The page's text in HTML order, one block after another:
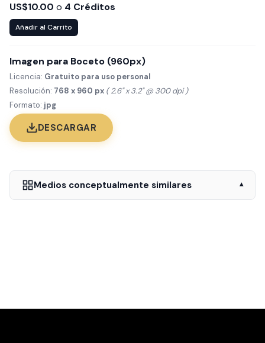
US$10.00 o 4 Créditos
Añadir al Carrito
Imagen para Boceto (960px)
Licencia: Gratuito para uso personal
Resolución: 768 x 960 px ( 2.6" x 3.2" @ 300 dpi )
Formato: jpg
DESCARGAR
Medios conceptualmente similares ▾